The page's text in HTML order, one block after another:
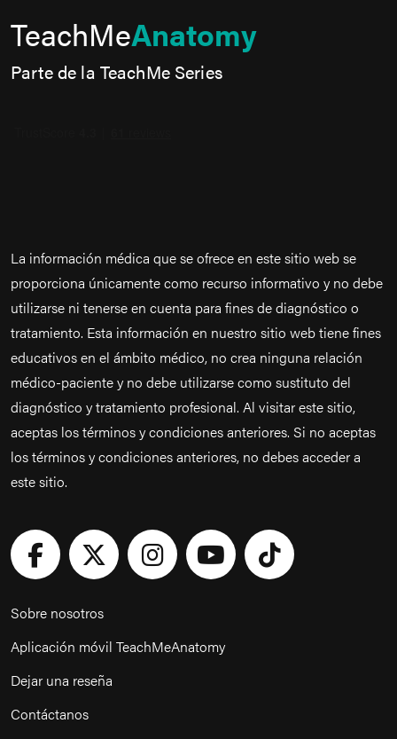
TeachMeAnatomy
Parte de la TeachMe Series
La información médica que se ofrece en este sitio web se
proporciona únicamente como recurso informativo y no debe
utilizarse ni tenerse en cuenta para fines de diagnóstico o
tratamiento. Esta información en nuestro sitio web tiene fines
educativos en el ámbito médico, no crea ninguna relación
médico-paciente y no debe utilizarse como sustituto del
diagnóstico y tratamiento profesional. Al visitar este sitio,
aceptas los términos y condiciones anteriores. Si no aceptas
los términos y condiciones anteriores, no debes acceder a
este sitio.
Sobre nosotros
Aplicación móvil TeachMeAnatomy
Dejar una reseña
Contáctanos